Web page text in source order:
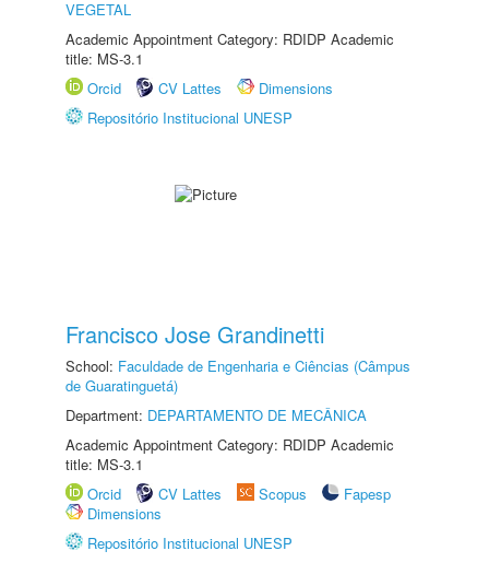
VEGETAL
Academic Appointment Category: RDIDP Academic
title: MS-3.1
Orcid
CV Lattes
Dimensions
Repositório Institucional UNESP
Francisco Jose Grandinetti
School: Faculdade de Engenharia e Ciências (Câmpus
de Guaratinguetá)
Department: DEPARTAMENTO DE MECÂNICA
Academic Appointment Category: RDIDP Academic
title: MS-3.1
Orcid
CV Lattes Scopus
Fapesp
Dimensions
Repositório Institucional UNESP